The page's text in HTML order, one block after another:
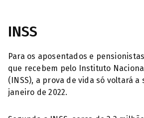
INSS
Para os aposentados e
que recebem pelo Instituto
(INSS), a prova de vida só voltará
janeiro de 2022.